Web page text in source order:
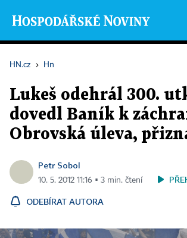
HN.cz › Hn
Lukeš odehrál 300.
dovedl Baník k
Obrovská úleva,
Petr Sobol
10. 5. 2012 11:16 ▪ 3 min. čtení
ODEBÍRAT AUTORA